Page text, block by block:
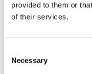
provided to them or
of their services.
Necessary
Trinn 2: Få
Med
allokere midler